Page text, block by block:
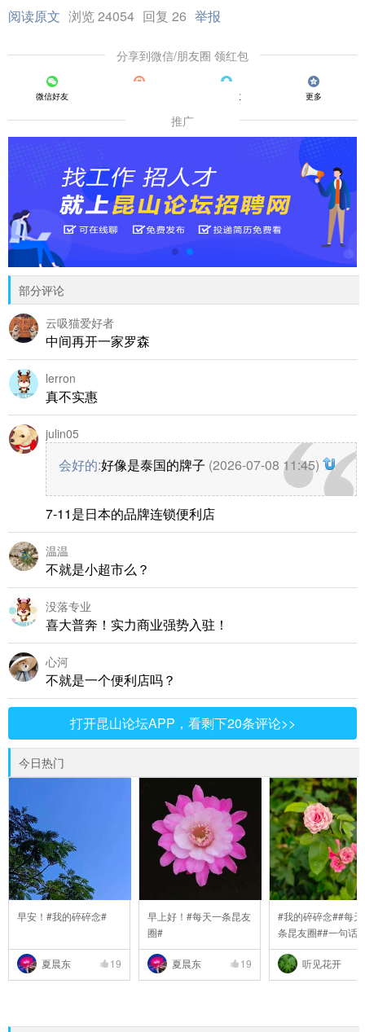
阅读原文 浏览 24054 回复 26 举报
分享到微信/朋友圈 领红包
微信好友 QQ好友 更多
推广
部分评论
云吸猫爱好者
中间再开一家罗森
lerron
真不实惠
julin05
会好的:好像是泰国的牌子 (2026-07-08 11:45)
7-11是日本的品牌连锁便利店
温温
不就是小超市么？
没落专业
喜大普奔！实力商业强势入驻！
心河
不就是一个便利店吗？
打开昆山论坛APP，看剩下20条评论>>
今日热门
早安！#我的碎碎念#
夏晨东 19
早上好！#每天一条昆友
圈#
夏晨东 19
#我的碎碎念##每
条昆友圈##一句话
..
听见花开